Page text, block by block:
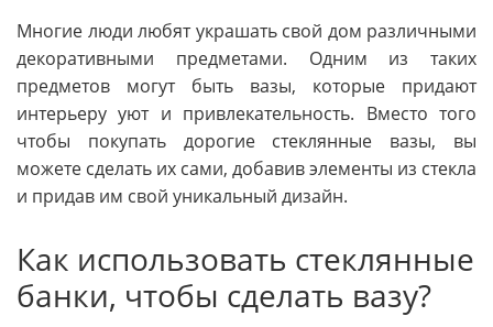
Многие люди любят украшать свой дом различными
декоративными предметами. Одним из таких
предметов могут быть вазы, которые придают
интерьеру уют и привлекательность. Вместо того
чтобы покупать дорогие стеклянные вазы, вы
можете сделать их сами, добавив элементы из стекла
и придав им свой уникальный дизайн.
Как использовать стеклянные
банки, чтобы сделать вазу?